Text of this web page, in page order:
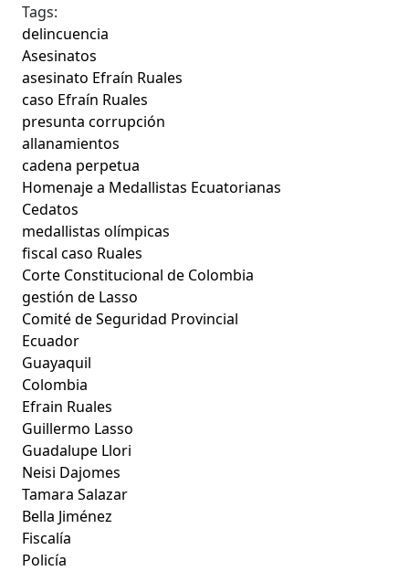
Tags:
delincuencia
Asesinatos
asesinato Efraín Ruales
caso Efraín Ruales
presunta corrupción
allanamientos
cadena perpetua
Homenaje a Medallistas Ecuatorianas
Cedatos
medallistas olímpicas
fiscal caso Ruales
Corte Constitucional de Colombia
gestión de Lasso
Comité de Seguridad Provincial
Ecuador
Guayaquil
Colombia
Efrain Ruales
Guillermo Lasso
Guadalupe Llori
Neisi Dajomes
Tamara Salazar
Bella Jiménez
Fiscalía
Policía